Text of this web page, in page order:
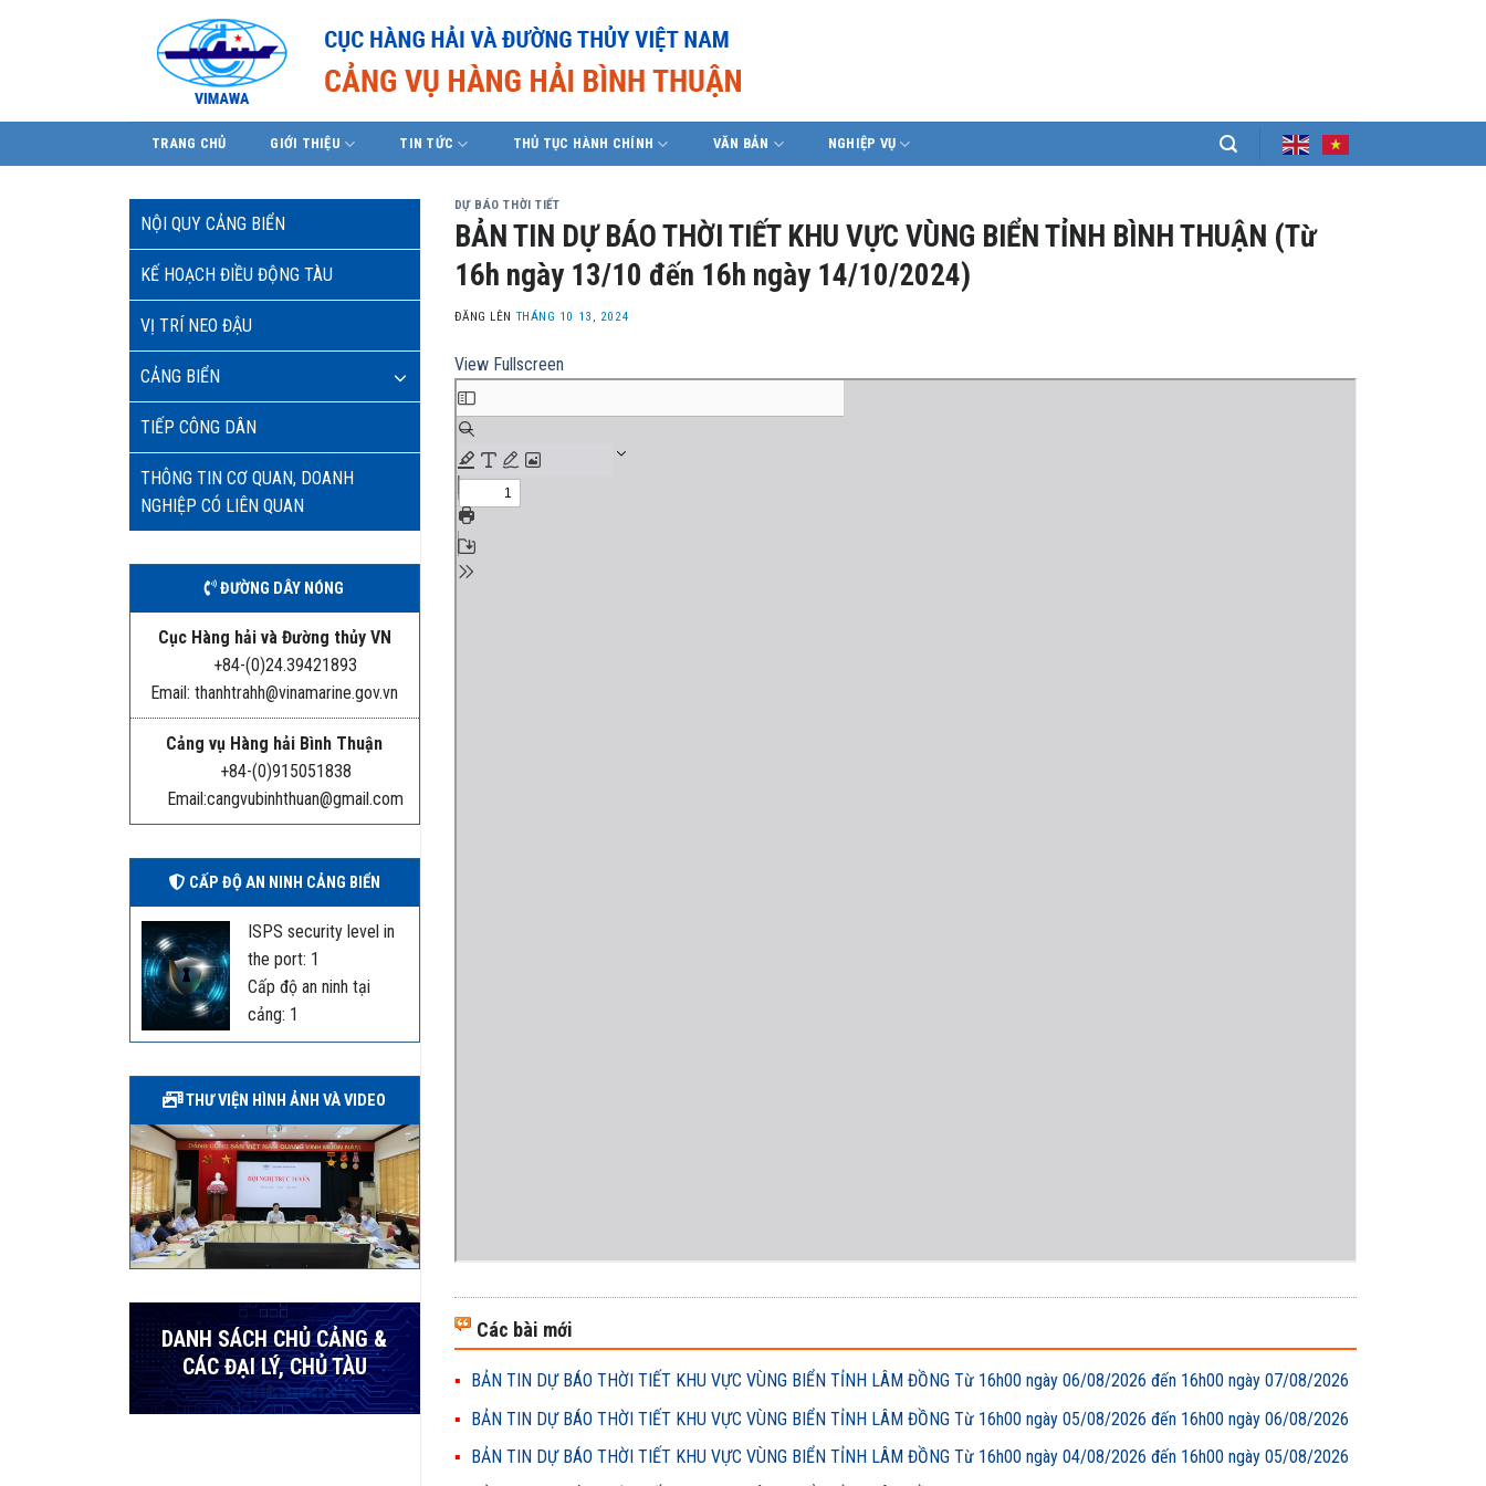
TRANG CHỦ GIỚI THIỆU TIN TỨC THỦ TỤC HÀNH CHÍNH VĂN BẢN NGHIỆP VỤ
NỘI QUY CẢNG BIỂN
KẾ HOẠCH ĐIỀU ĐỘNG TÀU
VỊ TRÍ NEO ĐẬU
CẢNG BIỂN
TIẾP CÔNG DÂN
THÔNG TIN CƠ QUAN, DOANH
NGHIỆP CÓ LIÊN QUAN
ĐƯỜNG DÂY NÓNG
Cục Hàng hải và Đường thủy VN
+84-(0)24.39421893
Email: thanhtrahh@vinamarine.gov.vn
Cảng vụ Hàng hải Bình Thuận
+84-(0)915051838
Email:cangvubinhthuan@gmail.com
CẤP ĐỘ AN NINH CẢNG BIỂN
ISPS security level in
the port: 1
Cấp độ an ninh tại
cảng: 1
THƯ VIỆN HÌNH ẢNH VÀ VIDEO
DANH SÁCH CHỦ CẢNG &
CÁC ĐẠI LÝ, CHỦ TÀU
DỰ BÁO THỜI TIẾT
BẢN TIN DỰ BÁO THỜI TIẾT KHU VỰC VÙNG BIỂN TỈNH BÌNH THUẬN (Từ
16h ngày 13/10 đến 16h ngày 14/10/2024)
ĐĂNG LÊN THÁNG 10 13, 2024
View Fullscreen
Các bài mới
BẢN TIN DỰ BÁO THỜI TIẾT KHU VỰC VÙNG BIỂN TỈNH LÂM ĐỒNG Từ 16h00 ngày 06/08/2026 đến 16h00 ngày 07/08/2026
BẢN TIN DỰ BÁO THỜI TIẾT KHU VỰC VÙNG BIỂN TỈNH LÂM ĐỒNG Từ 16h00 ngày 05/08/2026 đến 16h00 ngày 06/08/2026
BẢN TIN DỰ BÁO THỜI TIẾT KHU VỰC VÙNG BIỂN TỈNH LÂM ĐỒNG Từ 16h00 ngày 04/08/2026 đến 16h00 ngày 05/08/2026